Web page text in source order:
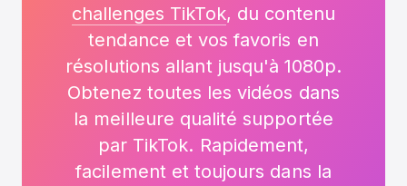
challenges TikTok, du contenu
tendance et vos favoris en
résolutions allant jusqu'à 1080p.
Obtenez toutes les vidéos dans
la meilleure qualité supportée
par TikTok. Rapidement,
facilement et toujours dans la